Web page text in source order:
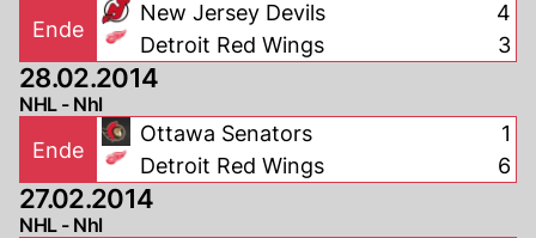
Ende
New Jersey Devils
Detroit Red Wings
4
3
28.02.2014
NHL - Nhl
Ende
Ottawa Senators
Detroit Red Wings
1
6
27.02.2014
NHL - Nhl